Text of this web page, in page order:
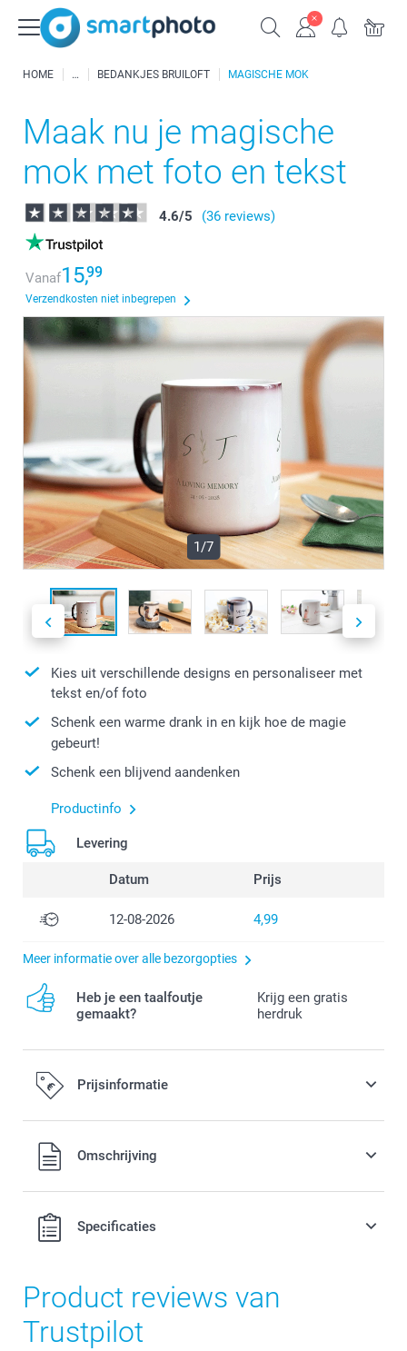
HOME BEDANKJES BRUILOFT MAGISCHE MOK
Maak nu je magische
mok met foto en tekst
4.6/5 (36 reviews)
Vanaf15,99
Verzendkosten niet inbegrepen
1/7
Kies uit verschillende designs en personaliseer met
tekst en/of foto
Schenk een warme drank in en kijk hoe de magie
gebeurt!
Schenk een blijvend aandenken
Productinfo
Levering
Datum Prijs
12-08-2026 4,99
Meer informatie over alle bezorgopties
Heb je een taalfoutje
gemaakt?
Krijg een gratis
herdruk
Prijsinformatie
Alle prijzen zijn in EURO (€) inclusief BTW en exclusief
verzendkosten.Omschrijving
Specificaties
Product reviews van
Trustpilot